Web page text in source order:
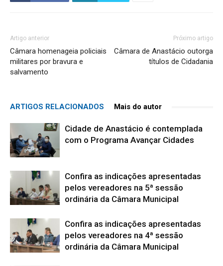
Artigo anterior
Câmara homenageia policiais
militares por bravura e
salvamento
Próximo artigo
Câmara de Anastácio outorga
títulos de Cidadania
ARTIGOS RELACIONADOS Mais do autor
Cidade de Anastácio é contemplada
com o Programa Avançar Cidades
Confira as indicações apresentadas
pelos vereadores na 5ª sessão
ordinária da Câmara Municipal
Confira as indicações apresentadas
pelos vereadores na 4ª sessão
ordinária da Câmara Municipal